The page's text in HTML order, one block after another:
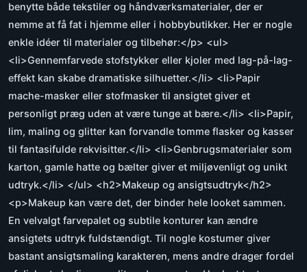
benytte både tekstiler og håndværksmaterialer, der er
nemme at få fat i hjemme eller i hobbybutikker. Her er nogle
enkle idéer til materialer og tilbehør:</p> <ul>
<li>Gennemfarvede stofstykker eller kjoler med lag-på-lag-
effekt kan skabe dramatiske silhuetter.</li> <li>Papir
mache-masker eller stofmasker til ansigtet giver et
personligt præg uden at være tunge at bære.</li> <li>Papir,
lim, maling og glitter kan forvandle tomme flasker og kasser
til fantasifulde rekvisitter.</li> <li>Genbrugsmaterialer som
karton, gamle hatte og bælter giver et miljøvenligt og unikt
udtryk.</li> </ul> <h2>Makeup og ansigtsudtryk</h2>
<p>Makeup kan være det, der binder hele looket sammen.
En velvalgt farvepalet og subtile konturer kan ændre
ansigtets udtryk fuldstændigt. Til nogle kostumer giver
bastant ansigtsmaling karakteren, mens andre drager fordel